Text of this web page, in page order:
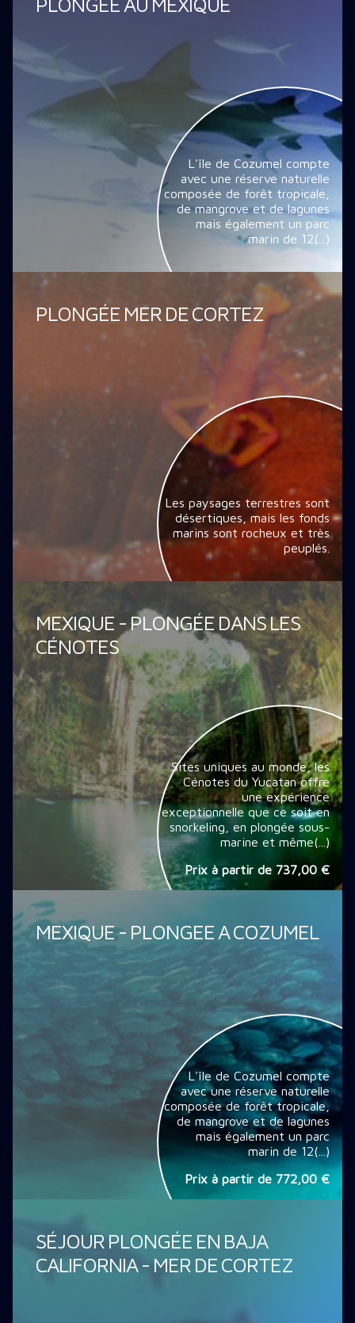
L'île de Cozumel compte
avec une réserve naturelle
composée de forêt tropicale,
de mangrove et de lagunes
mais également un parc
marin de 12(...)
PLONGÉE MER DE CORTEZ
Les paysages terrestres sont
désertiques, mais les fonds
marins sont rocheux et très
peuplés.
MEXIQUE - PLONGÉE DANS LES
CÉNOTES
Sites uniques au monde, les
Cénotes du Yucatan offre
une expérience
exceptionnelle que ce soit en
snorkeling, en plongée sous-
marine et même(...)
Prix à partir de 737,00 €
MEXIQUE - PLONGEE A COZUMEL
L'île de Cozumel compte
avec une réserve naturelle
composée de forêt tropicale,
de mangrove et de lagunes
mais également un parc
marin de 12(...)
Prix à partir de 772,00 €
SÉJOUR PLONGÉE EN BAJA
CALIFORNIA - MER DE CORTEZ